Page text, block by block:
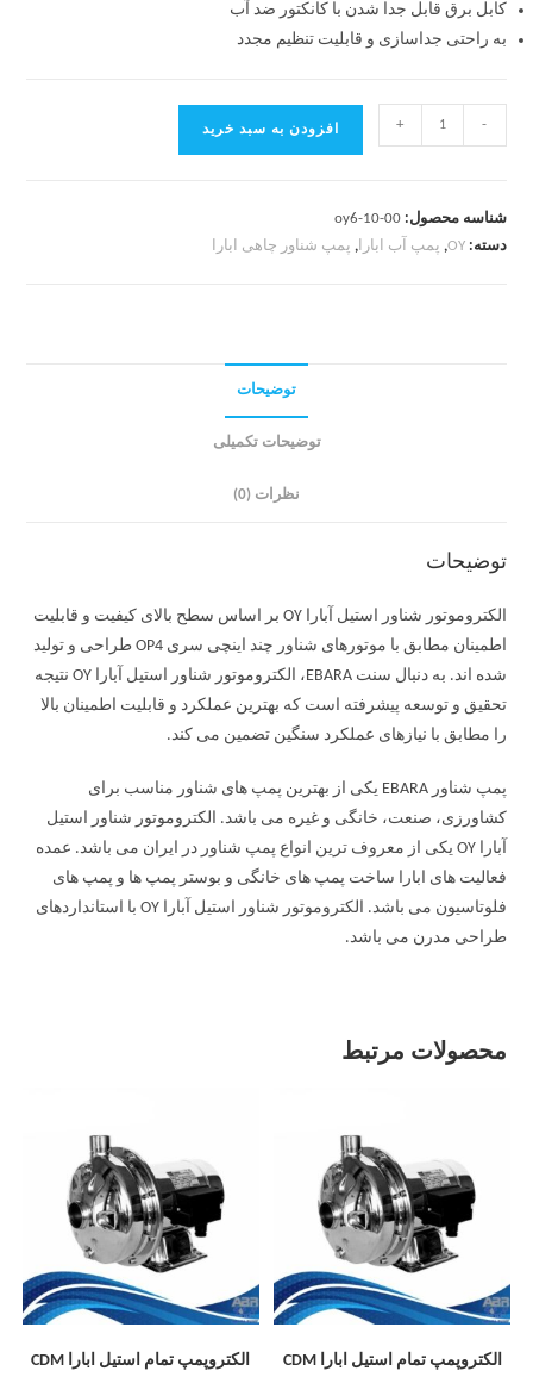
کابل برق قابل جدا شدن با کانکتور ضد آب
به راحتی جداسازی و قابلیت تنظیم مجدد
-
+ افزودن به سبد خرید
شناسه محصول:oy6-10-00
دسته:OY
, پمپ آب ابارا, پمپ شناور چاهی ابارا
توضیحات
توضیحات تکمیلی
نظرات (0)
توضیحات
الکتروموتور شناور استیل آبارا OY بر اساس سطح بالای کیفیت و قابلیت
اطمینان مطابق با موتورهای شناور چند اینچی سری OP4 طراحی و تولید
شده اند. به دنبال سنت EBARA، الکتروموتور شناور استیل آبارا OY نتیجه
تحقیق و توسعه پیشرفته است که بهترین عملکرد و قابلیت اطمینان بالا
را مطابق با نیازهای عملکرد سنگین تضمین می کند.
پمپ شناور EBARA یکی از بهترین پمپ های شناور مناسب برای
کشاورزی، صنعت، خانگی و غیره می باشد. الکتروموتور شناور استیل
آبارا OY یکی از معروف ترین انواع پمپ شناور در ایران می باشد. عمده
فعالیت های ابارا ساخت پمپ های خانگی و بوستر پمپ ها و پمپ های
فلوتاسیون می باشد. الکتروموتور شناور استیل آبارا OY با استانداردهای
طراحی مدرن می باشد.
محصولات مرتبط
الکتروپمپ تمام استیل ابارا CDM الکتروپمپ تمام استیل ابارا CDM